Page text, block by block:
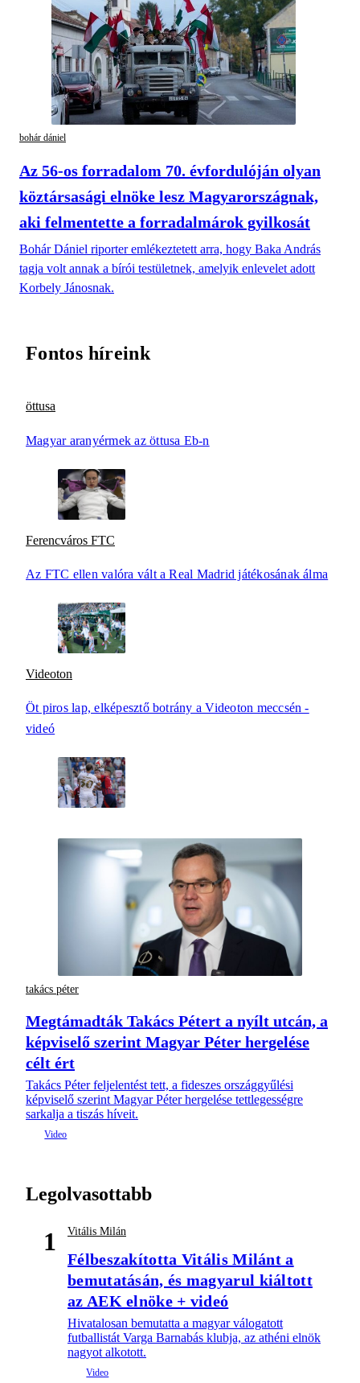
bohár dániel
Az 56-os forradalom 70. évfordulóján olyan
köztársasági elnöke lesz Magyarországnak,
aki felmentette a forradalmárok gyilkosát
Bohár Dániel riporter emlékeztetett arra, hogy Baka András
tagja volt annak a bírói testületnek, amelyik enlevelet adott
Korbely Jánosnak.
Fontos híreink
öttusa
Magyar aranyérmek az öttusa Eb-n
Ferencváros FTC
Az FTC ellen valóra vált a Real Madrid játékosának álma
Videoton
Öt piros lap, elképesztő botrány a Videoton meccsén -
videó
takács péter
Megtámadták Takács Pétert a nyílt utcán, a
képviselő szerint Magyar Péter hergelése
célt ért
Takács Péter feljelentést tett, a fideszes országgyűlési
képviselő szerint Magyar Péter hergelése tettlegességre
sarkalja a tiszás híveit.
Legolvasottabb
1 Vitális Milán
Félbeszakította Vitális Milánt a
bemutatásán, és magyarul kiáltott
az AEK elnöke + videó
Hivatalosan bemutatta a magyar válogatott
futballistát Varga Barnabás klubja, az athéni elnök
nagyot alkotott.